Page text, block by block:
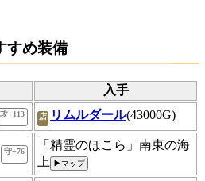
すめ装備
入手
攻+113 店 リムルダール(43000G)
守+76
「精霊のほこら」南東の海
上
▶マップ